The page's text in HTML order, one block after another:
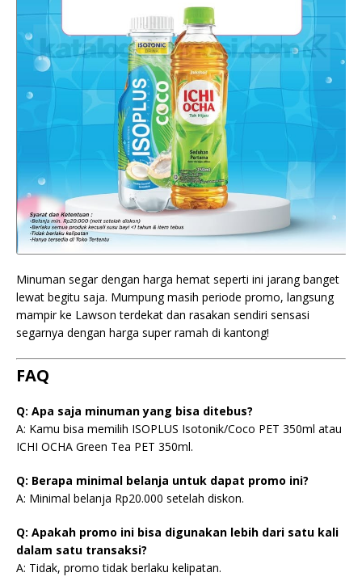
Minuman segar dengan harga hemat seperti ini jarang banget
lewat begitu saja. Mumpung masih periode promo, langsung
mampir ke Lawson terdekat dan rasakan sendiri sensasi
segarnya dengan harga super ramah di kantong!
FAQ
Q: Apa saja minuman yang bisa ditebus?
A: Kamu bisa memilih ISOPLUS Isotonik/Coco PET 350ml atau
ICHI OCHA Green Tea PET 350ml.
Q: Berapa minimal belanja untuk dapat promo ini?
A: Minimal belanja Rp20.000 setelah diskon.
Q: Apakah promo ini bisa digunakan lebih dari satu kali
dalam satu transaksi?
A: Tidak, promo tidak berlaku kelipatan.